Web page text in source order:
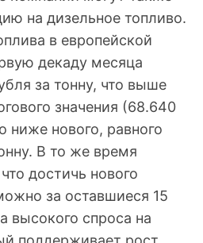
на дизельное топливо.
в европейской
декаду месяца
за тонну, что выше
значения (68.640
ниже нового, равного
В то же время
достичь нового
за оставшиеся 15
высокого спроса на